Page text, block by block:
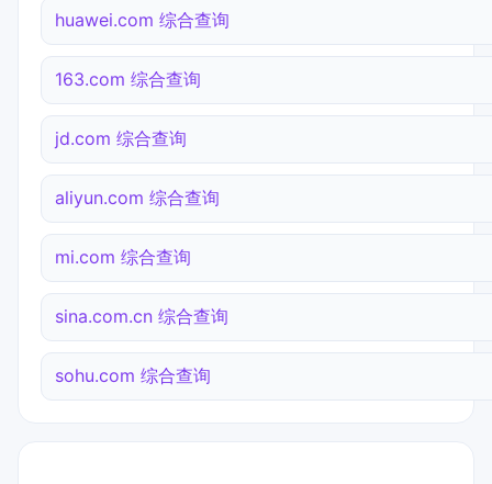
huawei.com 综合查询
163.com 综合查询
jd.com 综合查询
aliyun.com 综合查询
mi.com 综合查询
sina.com.cn 综合查询
sohu.com 综合查询